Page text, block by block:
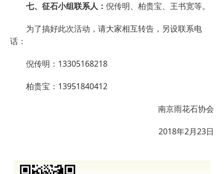
七、征石小组联系人： 倪传明、柏贵宝、王书宽等。
为了搞好此次活动，请大家相互转告，另设联系电
话：
倪传明：13305168218
柏贵宝：13951840412
南京雨花石协会
2018年2月23日